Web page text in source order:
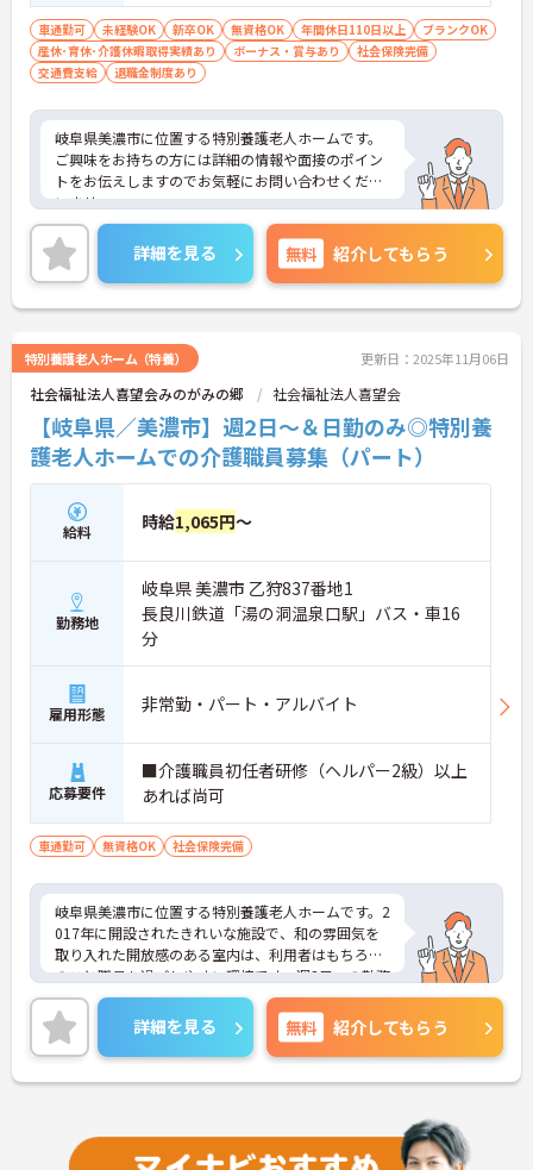
車通勤可 未経験OK 新卒OK 無資格OK 年間休日110日以上
ブランクOK
産休･育休･介護休暇取得実績あり
ボーナス・賞与あり
社会保険完備
交通費支給
退職金制度あり
岐阜県美濃市に位置する特別養護老人ホームです。
ご興味をお持ちの方には詳細の情報や面接のポイン
トをお伝えしますのでお気軽にお問い合わせくださ
いませ。
詳細を見る 無料 紹介してもらう
特別養護老人ホーム（特養） 更新日：2025年11月06日
社会福祉法人喜望会みのがみの郷 社会福祉法人喜望会
【岐阜県／美濃市】週2日～＆日勤のみ◎特別養
護老人ホームでの介護職員募集（パート）
給料 時給1,065円～
勤務地
岐阜県 美濃市 乙狩837番地1
長良川鉄道「湯の洞温泉口駅」バス・車16
分
雇用形態 非常勤・パート・アルバイト
応募要件
■介護職員初任者研修（ヘルパー2級）以上
あれば尚可
車通勤可 無資格OK 社会保険完備
岐阜県美濃市に位置する特別養護老人ホームです。2
017年に開設されたきれいな施設で、和の雰囲気を
取り入れた開放感のある室内は、利用者はもちろん
のこと職員も過ごしやすい環境です。週2日～の勤務
が相談でき、プライベートとの両立もしやすいで
す。ご興味のある方には、面接対策ポイントなど、
さらに詳細をお話しいたしますのでお気軽にご相談
ください！
詳細を見る 無料 紹介してもらう